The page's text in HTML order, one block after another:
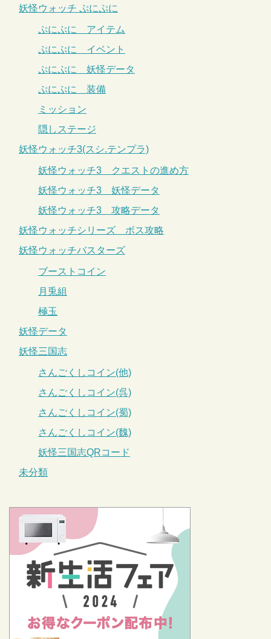
妖怪ウォッチ ぷにぷに
ぷにぷに アイテム
ぷにぷに イベント
ぷにぷに 妖怪データ
ぷにぷに 装備
ミッション
隠しステージ
妖怪ウォッチ3(スシ.テンプラ)
妖怪ウォッチ3 クエストの進め方
妖怪ウォッチ3 妖怪データ
妖怪ウォッチ3 攻略データ
妖怪ウォッチシリーズ ボス攻略
妖怪ウォッチバスターズ
ブーストコイン
月兎組
極玉
妖怪データ
妖怪三国志
さんごくしコイン(他)
さんごくしコイン(呉)
さんごくしコイン(蜀)
さんごくしコイン(魏)
妖怪三国志QRコード
未分類